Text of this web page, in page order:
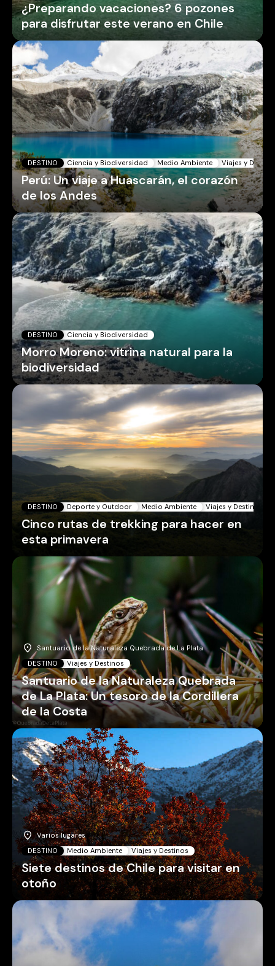
¿Preparando vacaciones? 6 pozones
para disfrutar este verano en Chile
DESTINO Ciencia y Biodiversidad Medio Ambiente Viajes y
Perú: Un viaje a Huascarán, el corazón
de los Andes
DESTINO Ciencia y Biodiversidad
Morro Moreno: vitrina natural para la
biodiversidad
DESTINO Deporte y Outdoor Medio Ambiente Viajes y Destinos
Cinco rutas de trekking para hacer en
esta primavera
Santuario de la Naturaleza Quebrada de La Plata
DESTINO
Viajes y Destinos
Santuario de la Naturaleza Quebrada
de La Plata: Un tesoro de la Cordillera
de la Costa
Varios lugares
DESTINO
Medio Ambiente Viajes y Destinos
Siete destinos de Chile para visitar en
otoño